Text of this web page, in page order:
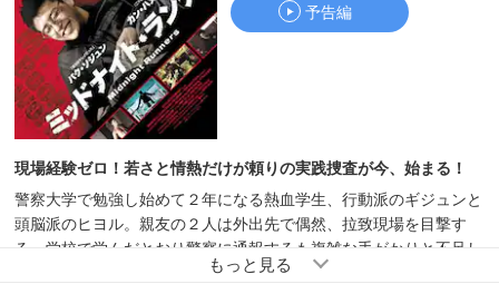
予告編 予告編
現場経験ゼロ！若さと情熱だけが頼りの実践捜査が今、始まる！
警察大学で勉強し始めて２年になる熱血学生、行動派のギジュンと
頭脳派のヒヨル。親友の２人は外出先で偶然、拉致現場を目撃す
る。学校で学んだとおり警察に通報するも複雑な手がかりと不足し
た証拠で捜査は一向に進まず、1分1秒と緊迫した中で時間だけが過